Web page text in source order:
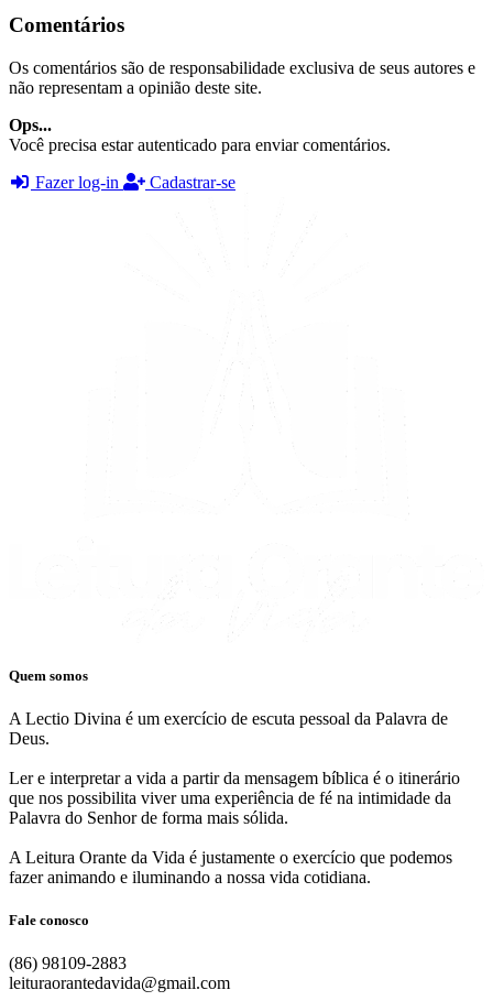
Comentários
Os comentários são de responsabilidade exclusiva de seus autores e
não representam a opinião deste site.
Ops...
Você precisa estar autenticado para enviar comentários.
Fazer log-in
Cadastrar-se
Quem somos
A Lectio Divina é um exercício de escuta pessoal da Palavra de
Deus.
Ler e interpretar a vida a partir da mensagem bíblica é o itinerário
que nos possibilita viver uma experiência de fé na intimidade da
Palavra do Senhor de forma mais sólida.
A Leitura Orante da Vida é justamente o exercício que podemos
fazer animando e iluminando a nossa vida cotidiana.
Fale conosco
(86) 98109-2883
leituraorantedavida@gmail.com